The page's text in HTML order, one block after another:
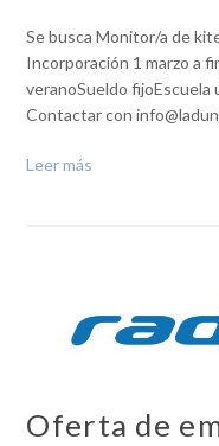
Se busca Monitor/a de
Incorporación 1 marzo a
veranoSueldo fijoEscuela
Contactar con
Leer más
Oferta de